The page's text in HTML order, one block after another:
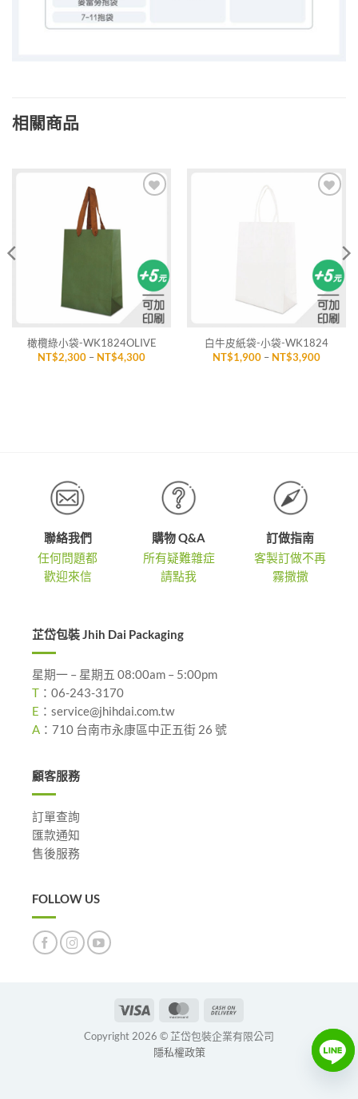
相關商品
橄欖綠小袋-WK1824OLIVE
NT$2,300 – NT$4,300價
白牛皮紙袋-小袋-WK1824
NT$1,900 – NT$3,900價
聯絡我們
任何問題都
歡迎來信
購物 Q&A
所有疑難雜症
請點我
訂做指南
客製訂做不再
霧撒撒
芷岱包裝 Jhih Dai Packaging
星期一 – 星期五 08:00am – 5:00pm
T ： 06-243-3170
E ： service@jhihdai.com.tw
A ： 710 台南市永康區中正五街 26 號
顧客服務
訂單查詢
匯款通知
售後服務
FOLLOW US
Visa MasterCard
Delivery
Copyright 2026 © 芷岱包裝企業有限公司
隱私權政策